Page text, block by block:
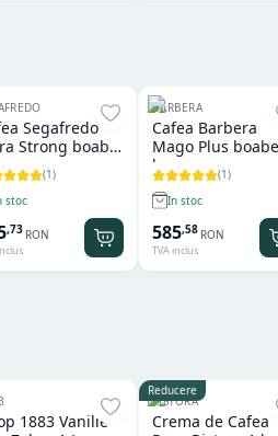
Segafredo
Strong boabe
(1)
stoc
,73 RON
BARBERA
Cafea Barbera
Mago Plus
kg
(1)
In stoc
585,58 RON
TVA inclus
1883 Vanilie
Reducere
RISTORA
Crema de Cafea